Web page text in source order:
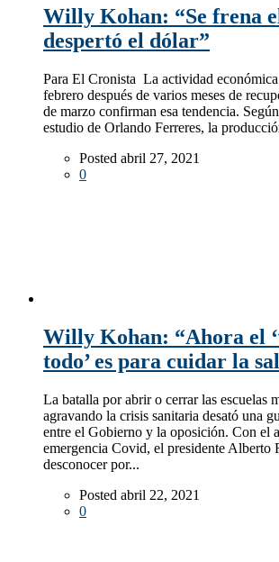
Willy Kohan: “Se frena
despertó el dólar”
Para El Cronista La actividad
febrero después de varios meses de
de marzo confirman esa tendencia.
estudio de Orlando Ferreres, la
Posted abril 27, 2021
0
Willy Kohan: “Ahora el
todo’ es para cuidar la
La batalla por abrir o cerrar las escuelas
agravando la crisis sanitaria desató una
entre el Gobierno y la oposición. Con el
emergencia Covid, el presidente Alberto
desconocer por...
Posted abril 22, 2021
0